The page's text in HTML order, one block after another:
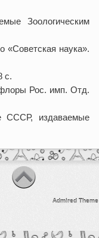
Зоологическим
наука».
с.
Рос. имп. Отд.
СССР, издаваемые
Admired Theme